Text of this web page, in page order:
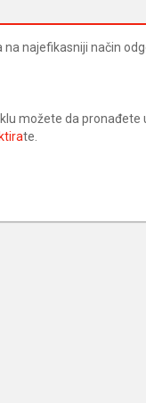
najefikasniji način
možete da pronađete
te.